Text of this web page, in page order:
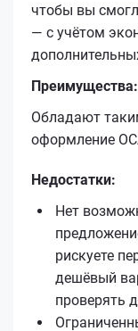
чтобы вы
— с учётом
Преимущества:
Обладают
оформление
Недостатки:
Нет
рискуете
дешёвый
проверять